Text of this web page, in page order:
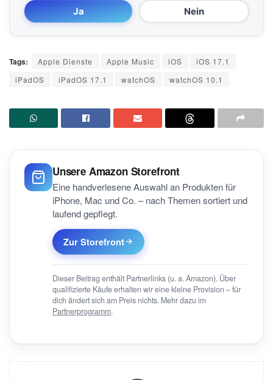
Ja Nein
Tags: Apple Dienste Apple Music iOS
iOS 17.1
iPadOS
iPadOS 17.1 watchOS watchOS 10.1
Unsere Amazon Storefront
Eine handverlesene Auswahl an Produkten für
iPhone, Mac und Co. – nach Themen sortiert und
laufend gepflegt.
Zur Storefront
Dieser Beitrag enthält Partnerlinks (u. a. Amazon). Über
qualifizierte Käufe erhalten wir eine kleine Provision – für
dich ändert sich am Preis nichts. Mehr dazu im
Partnerprogramm.